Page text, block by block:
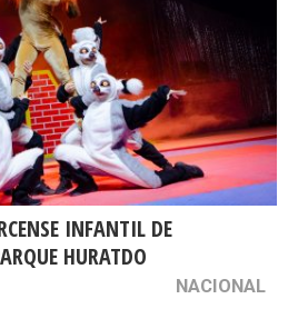
INFANTIL DE
HURATDO
NACIONAL